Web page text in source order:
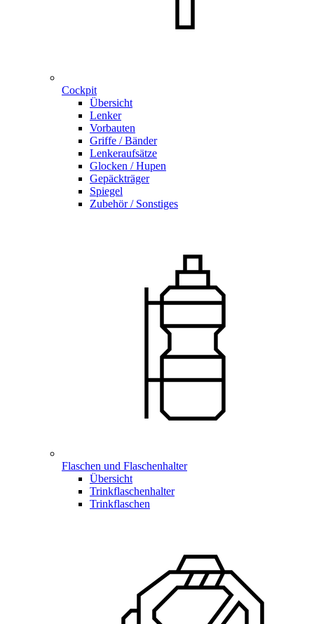
Cockpit
Übersicht
Lenker
Vorbauten
Griffe / Bänder
Lenkeraufsätze
Glocken / Hupen
Gepäckträger
Spiegel
Zubehör / Sonstiges
Flaschen und Flaschenhalter
Übersicht
Trinkflaschenhalter
Trinkflaschen